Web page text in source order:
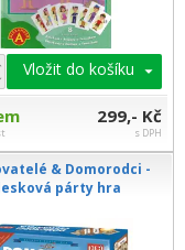
Vložit do košíku
299,- Kč
s DPH
& Domorodci -
párty hra